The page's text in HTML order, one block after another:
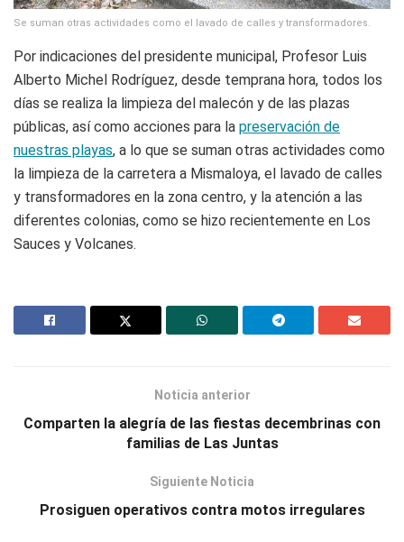
Se suman otras actividades como el lavado de calles y transformadores.
Por indicaciones del presidente municipal, Profesor Luis
Alberto Michel Rodríguez, desde temprana hora, todos los
días se realiza la limpieza del malecón y de las plazas
públicas, así como acciones para la preservación de
nuestras playas, a lo que se suman otras actividades como
la limpieza de la carretera a Mismaloya, el lavado de calles
y transformadores en la zona centro, y la atención a las
diferentes colonias, como se hizo recientemente en Los
Sauces y Volcanes.
Noticia anterior
Comparten la alegría de las fiestas decembrinas con
familias de Las Juntas
Siguiente Noticia
Prosiguen operativos contra motos irregulares